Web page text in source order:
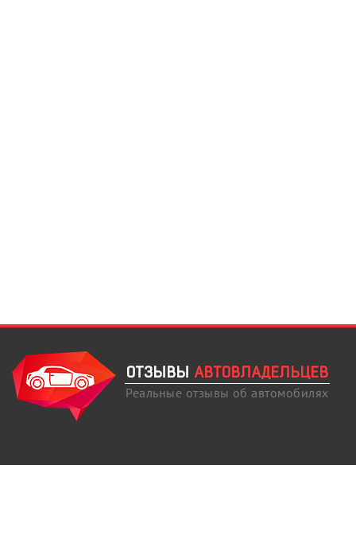
ОТЗЫВЫ АВТОВЛАДЕЛЬЦЕВ
Реальные отзывы об автомобилях